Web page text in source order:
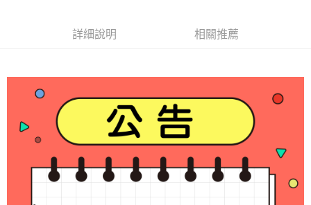
每筆NT$65，滿NT$688(含以上)免運費
每筆NT$65，滿NT$688(含以上)免運費
付款後7-11取貨
每筆NT$65，滿NT$688(含以上)免運費
每筆NT$80，滿NT$1,000(含以上)免運費
詳細說明 相關推薦